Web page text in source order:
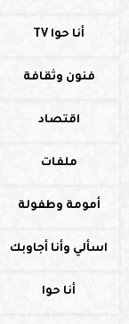
أنا حوا TV
فنون وثقافة
اقتصاد
ملفات
أمومة وطفولة
اسألي وأنا أجاوبك
أنا حوا